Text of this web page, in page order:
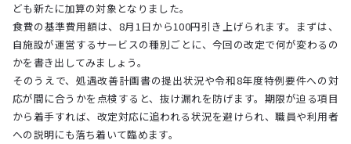
ども新たに加算の対象となりました。
食費の基準費用額は、8月1日から100円引き上げられます。まずは、
自施設が運営するサービスの種別ごとに、今回の改定で何が変わるの
かを書き出してみましょう。
そのうえで、処遇改善計画書の提出状況や令和8年度特例要件への対
応が間に合うかを点検すると、抜け漏れを防げます。期限が迫る項目
から着手すれば、改定対応に追われる状況を避けられ、職員や利用者
への説明にも落ち着いて臨めます。